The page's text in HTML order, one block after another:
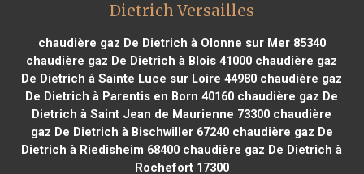
Dietrich Versailles
chaudière gaz De Dietrich à Olonne sur Mer 85340
chaudière gaz De Dietrich à Blois 41000 chaudière gaz
De Dietrich à Sainte Luce sur Loire 44980 chaudière gaz
De Dietrich à Parentis en Born 40160 chaudière gaz De
Dietrich à Saint Jean de Maurienne 73300 chaudière
gaz De Dietrich à Bischwiller 67240chaudière gaz De
Dietrich à Riedisheim 68400 chaudière gaz De Dietrich à
Rochefort 17300